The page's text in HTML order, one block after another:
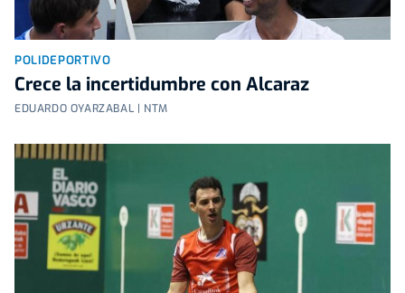
POLIDEPORTIVO
Crece la incertidumbre con Alcaraz
EDUARDO OYARZABAL | NTM